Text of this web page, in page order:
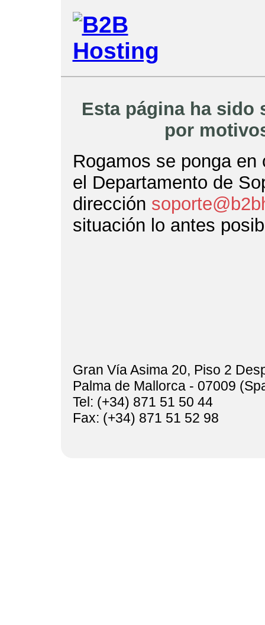
Esta página ha sido
por
Rogamos se ponga
el Departamento de
dirección
situación lo antes
Gran Vía Asima 20, Piso 2
Palma de Mallorca - 07009
Tel: (+34) 871 51 50 44
Fax: (+34) 871 51 52 98